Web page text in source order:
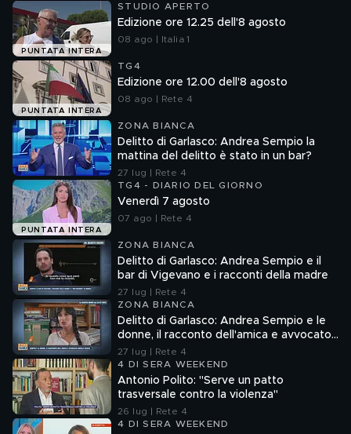
PUNTATA INTERA
STUDIO APERTO
Edizione ore 12.25 dell'8 agosto
08 ago | Italia 1
PUNTATA INTERA
TG4
Edizione ore 12.00 dell'8 agosto
08 ago | Rete 4
ZONA BIANCA
Delitto di Garlasco: Andrea Sempio la
mattina del delitto è stato in un bar?
27 lug | Rete 4
PUNTATA INTERA
TG4 - DIARIO DEL GIORNO
Venerdì 7 agosto
07 ago | Rete 4
ZONA BIANCA
Delitto di Garlasco: Andrea Sempio e il
bar di Vigevano e i racconti della madre
27 lug | Rete 4
ZONA BIANCA
Delitto di Garlasco: Andrea Sempio e le
donne, il racconto dell'amica e avvocato
Angela Taccia
27 lug | Rete 4
4 DI SERA WEEKEND
Antonio Polito: "Serve un patto
trasversale contro la violenza"
26 lug | Rete 4
4 DI SERA WEEKEND